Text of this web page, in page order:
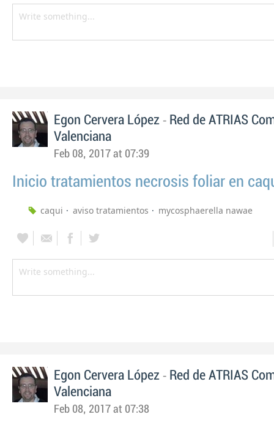
Egon Cervera López - Red de ATRIAS
Valenciana
Feb 08, 2017 at 07:39
Inicio tratamientos necrosis foliar en
caqui aviso tratamientos mycosphaerella nawae
Egon Cervera López - Red de ATRIAS
Valenciana
Feb 08, 2017 at 07:38